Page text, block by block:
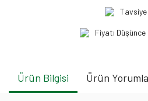
Fiyatı
Ürün Bilgisi Ürün